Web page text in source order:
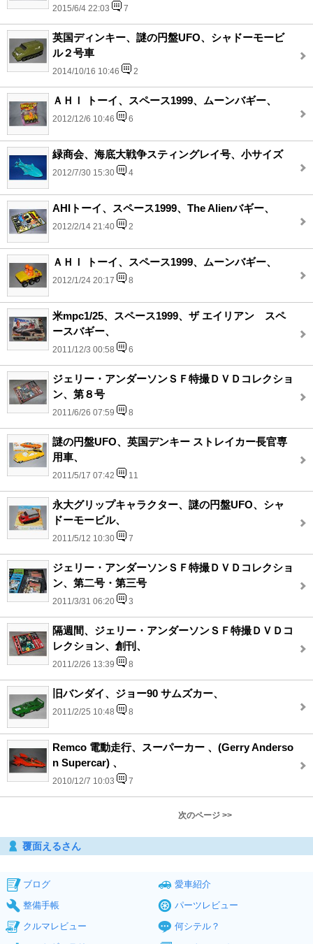
2015/6/4 22:03 7
英国ディンキー、謎の円盤UFO、シャドーモービ
ル２号車
2014/10/16 10:46 2
ＡＨＩ トーイ、スペース1999、ムーンバギー、
2012/12/6 10:46 6
緑商会、海底大戦争スティングレイ号、小サイズ
2012/7/30 15:30 4
AHIトーイ、スペース1999、The Alienバギー、
2012/2/14 21:40 2
ＡＨＩ トーイ、スペース1999、ムーンバギー、
2012/1/24 20:17 8
米mpc1/25、スペース1999、ザ エイリアン スペ
ースバギー、
2011/12/3 00:58 6
ジェリー・アンダーソンＳＦ特撮ＤＶＤコレクショ
ン、第８号
2011/6/26 07:59 8
謎の円盤UFO、英国デンキー ストレイカー長官専
用車、
2011/5/17 07:42 11
永大グリップキャラクター、謎の円盤UFO、シャ
ドーモービル、
2011/5/12 10:30 7
ジェリー・アンダーソンＳＦ特撮ＤＶＤコレクショ
ン、第二号・第三号
2011/3/31 06:20 3
隔週間、ジェリー・アンダーソンＳＦ特撮ＤＶＤコ
レクション、創刊、
2011/2/26 13:39 8
旧バンダイ、ジョー90 サムズカー、
2011/2/25 10:48 8
Remco 電動走行、スーパーカー 、(Gerry Anderso
n Supercar) 、
2010/12/7 10:03 7
次のページ >>
覆面えるさん
ブログ
愛車紹介
整備手帳
パーツレビュー
クルマレビュー
何シテル？